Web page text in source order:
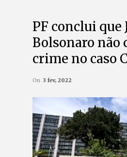
PF conclui que
Bolsonaro não
crime no caso
On 3 fev, 2022